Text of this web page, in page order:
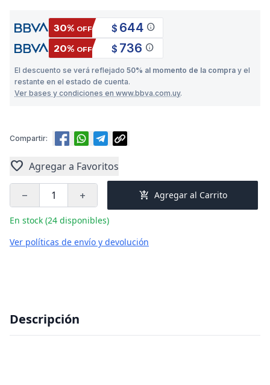
30% OFF $ 644 info
20% OFF $ 736 info
El descuento se verá reflejado 50% al momento de la compra y el
restante en el estado de cuenta.
Ver bases y condiciones en www.bbva.com.uy.
Compartir:
favorite Agregar a Favoritos
remove add add_shopping_cart Agregar al Carrito
En stock (24 disponibles)
Ver políticas de envío y devolución
Descripción